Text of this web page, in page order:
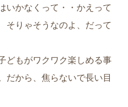
いかなくって・・かえって
りゃそうなのよ、だって
もがワクワク楽しめる事
から、焦らないで長い目